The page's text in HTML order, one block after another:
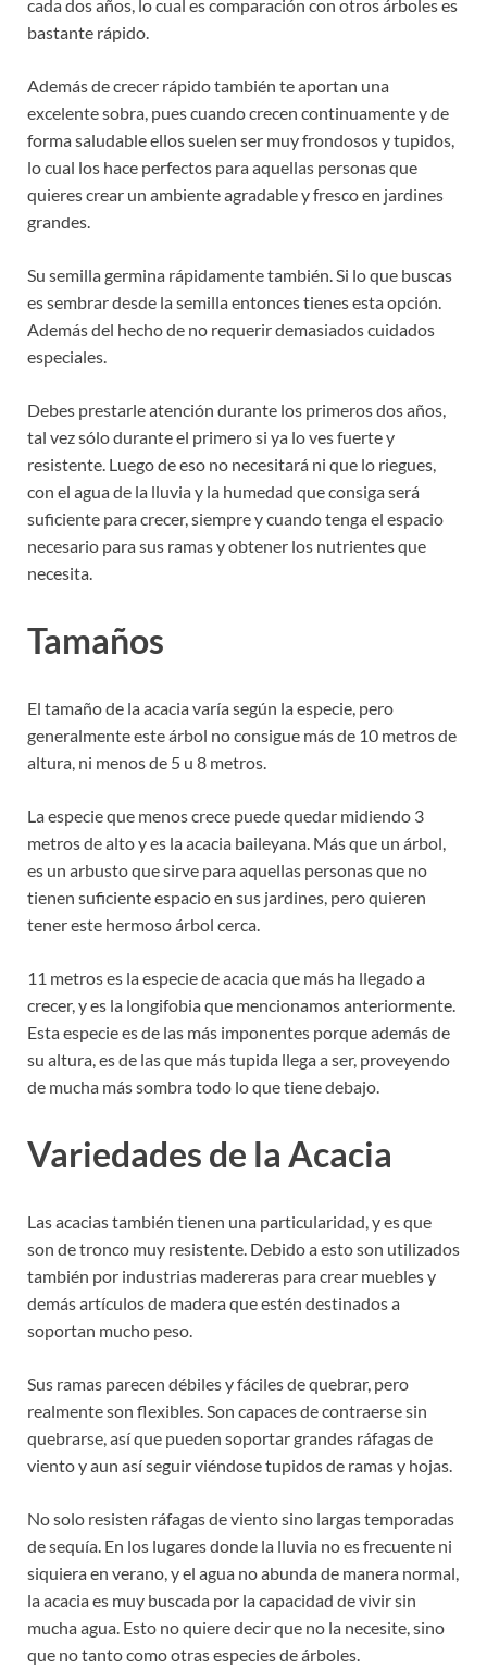
cada dos años, lo cual es comparación con otros árboles es
bastante rápido.
Además de crecer rápido también te aportan una
excelente sobra, pues cuando crecen continuamente y de
forma saludable ellos suelen ser muy frondosos y tupidos,
lo cual los hace perfectos para aquellas personas que
quieres crear un ambiente agradable y fresco en jardines
grandes.
Su semilla germina rápidamente también. Si lo que buscas
es sembrar desde la semilla entonces tienes esta opción.
Además del hecho de no requerir demasiados cuidados
especiales.
Debes prestarle atención durante los primeros dos años,
tal vez sólo durante el primero si ya lo ves fuerte y
resistente. Luego de eso no necesitará ni que lo riegues,
con el agua de la lluvia y la humedad que consiga será
suficiente para crecer, siempre y cuando tenga el espacio
necesario para sus ramas y obtener los nutrientes que
necesita.
Tamaños
El tamaño de la acacia varía según la especie, pero
generalmente este árbol no consigue más de 10 metros de
altura, ni menos de 5 u 8 metros.
La especie que menos crece puede quedar midiendo 3
metros de alto y es la acacia baileyana. Más que un árbol,
es un arbusto que sirve para aquellas personas que no
tienen suficiente espacio en sus jardines, pero quieren
tener este hermoso árbol cerca.
11 metros es la especie de acacia que más ha llegado a
crecer, y es la longifobia que mencionamos anteriormente.
Esta especie es de las más imponentes porque además de
su altura, es de las que más tupida llega a ser, proveyendo
de mucha más sombra todo lo que tiene debajo.
Variedades de la Acacia
Las acacias también tienen una particularidad, y es que
son de tronco muy resistente. Debido a esto son utilizados
también por industrias madereras para crear muebles y
demás artículos de madera que estén destinados a
soportan mucho peso.
Sus ramas parecen débiles y fáciles de quebrar, pero
realmente son flexibles. Son capaces de contraerse sin
quebrarse, así que pueden soportar grandes ráfagas de
viento y aun así seguir viéndose tupidos de ramas y hojas.
No solo resisten ráfagas de viento sino largas temporadas
de sequía. En los lugares donde la lluvia no es frecuente ni
siquiera en verano, y el agua no abunda de manera normal,
la acacia es muy buscada por la capacidad de vivir sin
mucha agua. Esto no quiere decir que no la necesite, sino
que no tanto como otras especies de árboles.